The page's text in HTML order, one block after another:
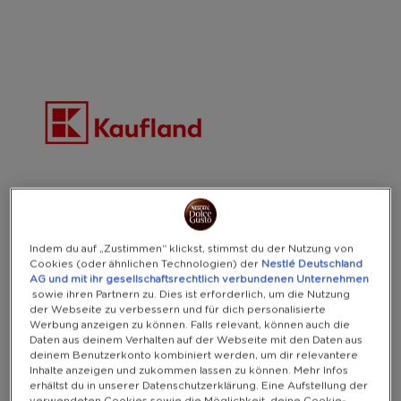
successfully!
Indem du auf „Zustimmen“ klickst, stimmst du der Nutzung von
Cookies (oder ähnlichen Technologien) der Nestlé Deutschland
AG und mit ihr gesellschaftsrechtlich verbundenen Unternehmen
sowie ihren Partnern zu. Dies ist erforderlich, um die Nutzung
der Webseite zu verbessern und für dich personalisierte
Werbung anzeigen zu können. Falls relevant, können auch die
Daten aus deinem Verhalten auf der Webseite mit den Daten aus
deinem Benutzerkonto kombiniert werden, um dir relevantere
Inhalte anzeigen und zukommen lassen zu können. Mehr Infos
erhältst du in unserer Datenschutzerklärung. Eine Aufstellung der